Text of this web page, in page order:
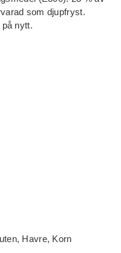
som djupfryst.
nytt.
Havre, Korn